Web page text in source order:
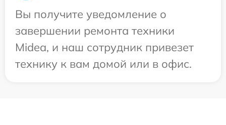
Вы получите уведомление о
завершении ремонта техники
Midea, и наш сотрудник привезет
технику к вам домой или в офис.